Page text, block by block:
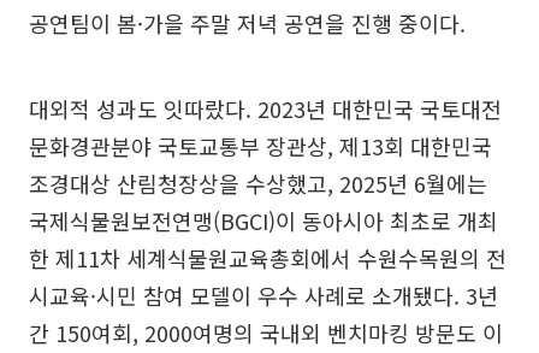
공연팀이 봄·가을 주말 저녁 공연을 진행 중이다.
대외적 성과도 잇따랐다. 2023년 대한민국 국토대전
문화경관분야 국토교통부 장관상, 제13회 대한민국
조경대상 산림청장상을 수상했고, 2025년 6월에는
국제식물원보전연맹(BGCI)이 동아시아 최초로 개최
한 제11차 세계식물원교육총회에서 수원수목원의 전
시교육·시민 참여 모델이 우수 사례로 소개됐다. 3년
간 150여회, 2000여명의 국내외 벤치마킹 방문도 이